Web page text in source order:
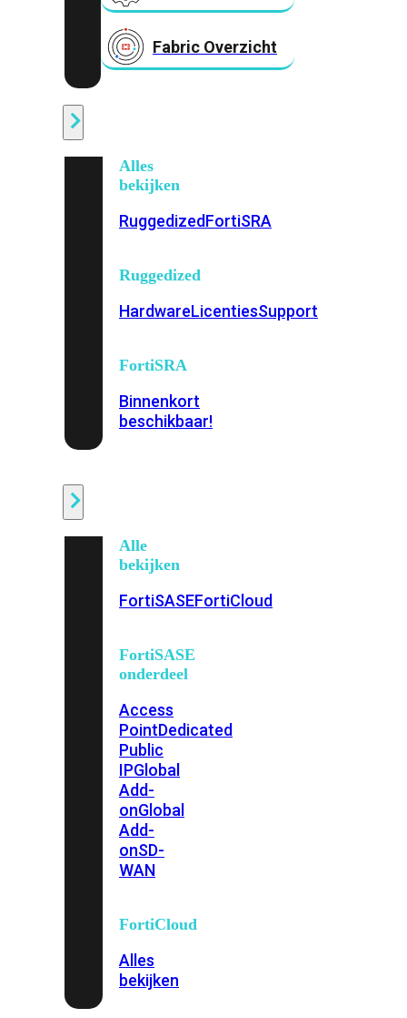
Fabric Overzicht
Alles
bekijken
RuggedizedFortiSRA
Ruggedized
HardwareLicentiesSupport
FortiSRA
Binnenkort
beschikbaar!
Alle
bekijken
FortiSASEFortiCloud
FortiSASE
onderdeel
Access
PointDedicated
Public
IPGlobal
Add-
onGlobal
Add-
onSD-
WAN
FortiCloud
Alles
bekijken